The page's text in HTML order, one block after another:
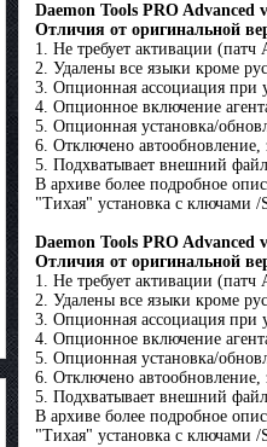
Daemon Tools PRO Advanced
Отличия от оригинальной
1. Не требует активации
2. Удалены все языки кроме
3. Опционная ассоциация при
4. Опционное включение
5. Опционная установка/
6. Отключено
5. Подхватывает внешний файл
В архиве более подробное
"Тихая" установка с
Daemon Tools PRO Advanced
Отличия от оригинальной
1. Не требует активации
2. Удалены все языки кроме
3. Опционная ассоциация при
4. Опционное включение
5. Опционная установка/
6. Отключено
5. Подхватывает внешний файл
В архиве более подробное
"Тихая" установка с